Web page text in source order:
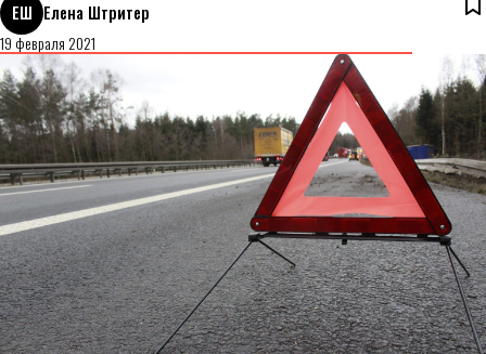
ЕШ Елена Штритер
19 февраля 2021